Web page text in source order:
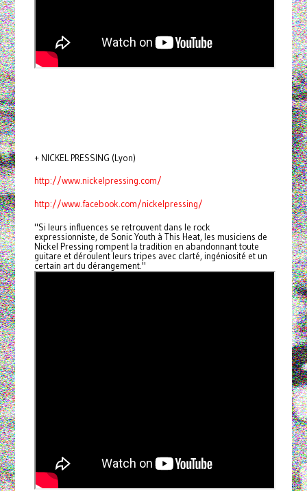
+ NICKEL PRESSING (Lyon)
http://www.nickelpressing.com/
http://www.facebook.com/nickelpressing/
"Si leurs influences se retrouvent dans le rock
expressionniste, de Sonic Youth à This Heat, les musiciens de
Nickel Pressing rompent la tradition en abandonnant toute
guitare et déroulent leurs tripes avec clarté, ingéniosité et un
certain art du dérangement."